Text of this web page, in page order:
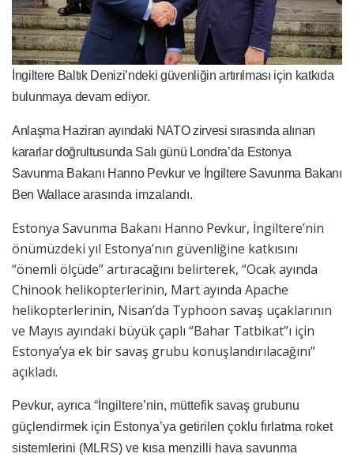
İngiltere Baltık Denizi’ndeki güvenliğin artırılması için katkıda
bulunmaya devam ediyor.
Anlaşma Haziran ayındaki NATO zirvesi sırasında alınan
kararlar doğrultusunda Salı günü Londra’da Estonya
Savunma Bakanı Hanno Pevkur ve İngiltere Savunma Bakanı
Ben Wallacearasında imzalandı.
Estonya Savunma Bakanı Hanno Pevkur, İngiltere’nin
önümüzdeki yıl Estonya’nın güvenliğine katkısını
“önemli ölçüde” artıracağını belirterek, “Ocak ayında
Chinook helikopterlerinin, Mart ayında Apache
helikopterlerinin, Nisan’da Typhoon savaş uçaklarının
ve Mayıs ayındaki büyük çaplı “Bahar Tatbikat”ı için
Estonya’ya ek bir savaş grubu konuşlandırılacağını”
açıkladı.
Pevkur, ayrıca “İngiltere’nin, müttefik savaş grubunu
güçlendirmek için Estonya’ya getirilen çoklu fırlatma roket
sistemlerini (MLRS) ve kısa menzilli hava savunma